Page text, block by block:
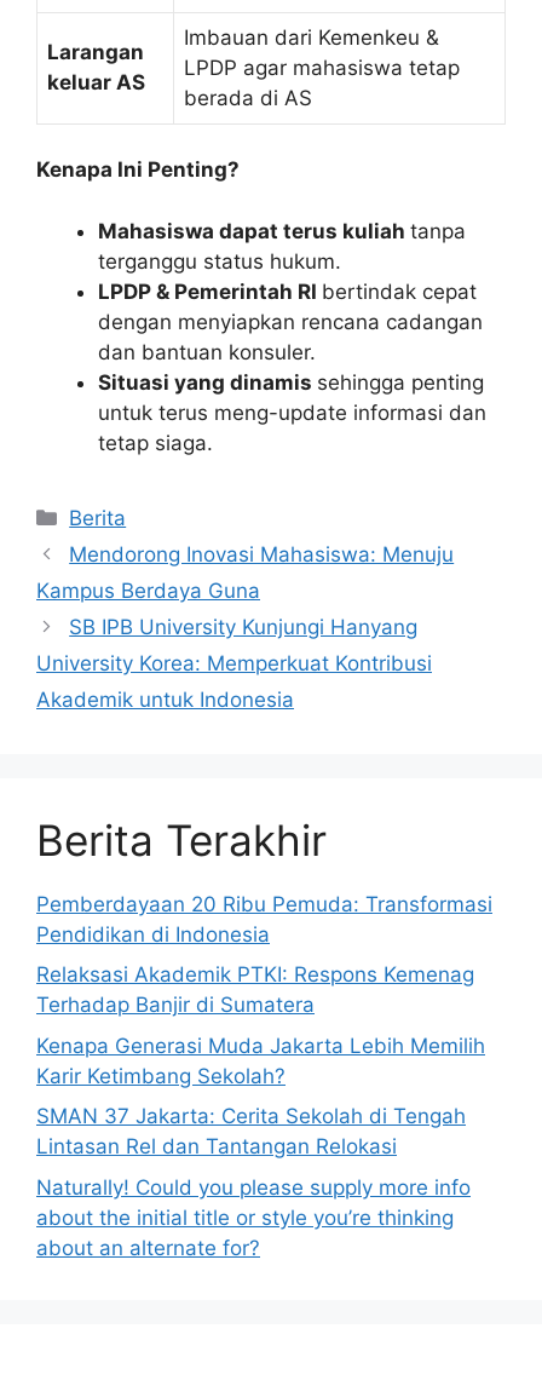
Larangan
keluar AS
Imbauan dari Kemenkeu &
LPDP agar mahasiswa tetap
berada di AS
Kenapa Ini Penting?
Mahasiswa dapat terus kuliah tanpa
terganggu status hukum.
LPDP & Pemerintah RI bertindak cepat
dengan menyiapkan rencana cadangan
dan bantuan konsuler.
Situasi yang dinamis sehingga penting
untuk terus meng-update informasi dan
tetap siaga.
Kategori
Berita
Mendorong Inovasi Mahasiswa: Menuju
Kampus Berdaya Guna
SB IPB University Kunjungi Hanyang
University Korea: Memperkuat Kontribusi
Akademik untuk Indonesia
Berita Terakhir
Pemberdayaan 20 Ribu Pemuda: Transformasi
Pendidikan di Indonesia
Relaksasi Akademik PTKI: Respons Kemenag
Terhadap Banjir di Sumatera
Kenapa Generasi Muda Jakarta Lebih Memilih
Karir Ketimbang Sekolah?
SMAN 37 Jakarta: Cerita Sekolah di Tengah
Lintasan Rel dan Tantangan Relokasi
Naturally! Could you please supply more info
about the initial title or style you’re thinking
about an alternate for?